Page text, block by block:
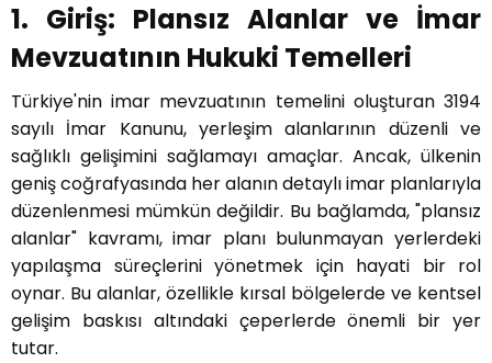
1. Giriş: Plansız Alanlar ve İmar
Mevzuatının Hukuki Temelleri
Türkiye'nin imar mevzuatının temelini oluşturan 3194
sayılı İmar Kanunu, yerleşim alanlarının düzenli ve
sağlıklı gelişimini sağlamayı amaçlar. Ancak, ülkenin
geniş coğrafyasında her alanın detaylı imar planlarıyla
düzenlenmesi mümkün değildir. Bu bağlamda, "plansız
alanlar" kavramı, imar planı bulunmayan yerlerdeki
yapılaşma süreçlerini yönetmek için hayati bir rol
oynar. Bu alanlar, özellikle kırsal bölgelerde ve kentsel
gelişim baskısı altındaki çeperlerde önemli bir yer
tutar.